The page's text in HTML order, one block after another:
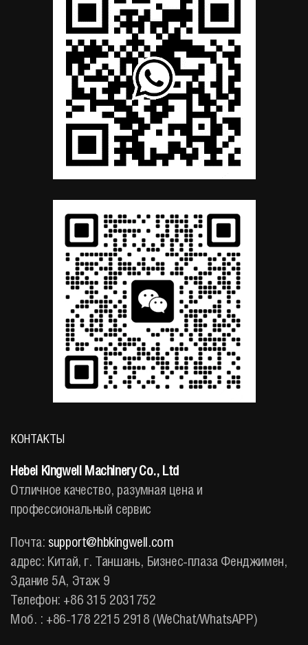
КОНТАКТЫ
Hebei Kingwell Machinery Co., Ltd
Отличное качество, разумная цена и
профессиональный сервис
Почта: support@hbkingwell.com
адрес: Китай, г. Таншань, Бизнес-плаза Фенджимен,
Здание 5A, Этаж 9
Телефон: +86 315 2031752
Моб. : +86-178 2215 2918 (WeChat/WhatsAPP)